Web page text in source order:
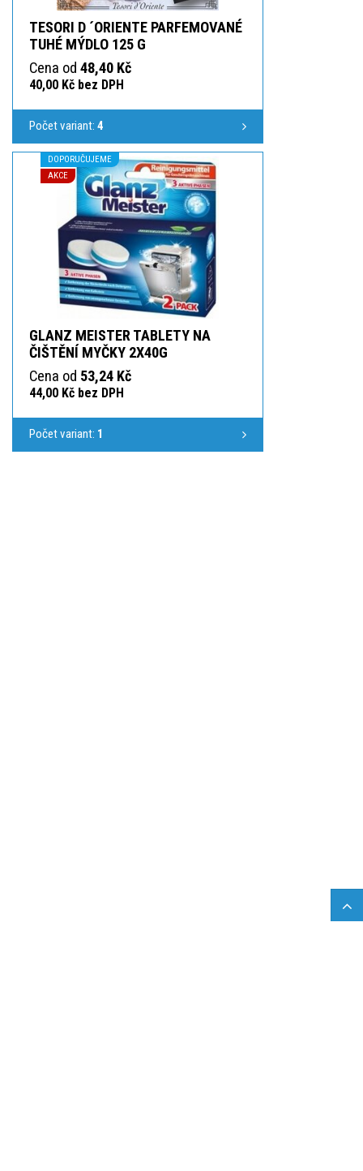
TESORI D ´ORIENTE PARFEMOVANÉ
TUHÉ MÝDLO 125 G
Cena od 48,40 Kč
40,00 Kč bez DPH
Počet variant: 4
DOPORUČUJEME
AKCE
GLANZ MEISTER TABLETY NA
ČIŠTĚNÍ MYČKY 2X40G
Cena od 53,24 Kč
44,00 Kč bez DPH
Počet variant: 1